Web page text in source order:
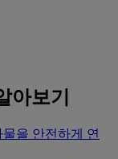
아보기
을 안전하게 연